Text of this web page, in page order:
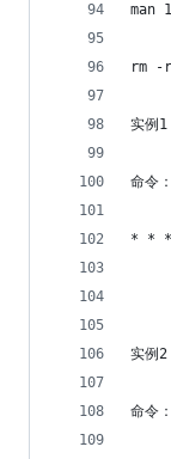
man
rm -
实例1
命令：
* * *
实例2
命令：